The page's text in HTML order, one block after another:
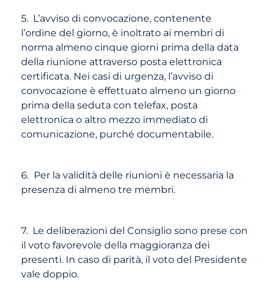
5. L’avviso di convocazione, contenente
l’ordine del giorno, è inoltrato ai membri di
norma almeno cinque giorni prima della data
della riunione attraverso posta elettronica
certificata. Nei casi di urgenza, l’avviso di
convocazione è effettuato almeno un giorno
prima della seduta con telefax, posta
elettronica o altro mezzo immediato di
comunicazione, purché documentabile.
6. Per la validità delle riunioni è necessaria la
presenza di almeno tre membri.
7. Le deliberazioni del Consiglio sono prese con
il voto favorevole della maggioranza dei
presenti. In caso di parità, il voto del Presidente
vale doppio.